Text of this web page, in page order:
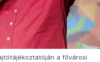
a fővárosi